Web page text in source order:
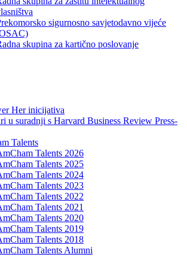
sigurnosno savjetodavno vijeće
skupina za kartično poslovanje
Her inicijativa
u suradnji s Harvard Business Review Press-
Talents
Talents 2026
Talents 2025
Talents 2024
Talents 2023
Talents 2022
Talents 2021
Talents 2020
Talents 2019
Talents 2018
Talents Alumni